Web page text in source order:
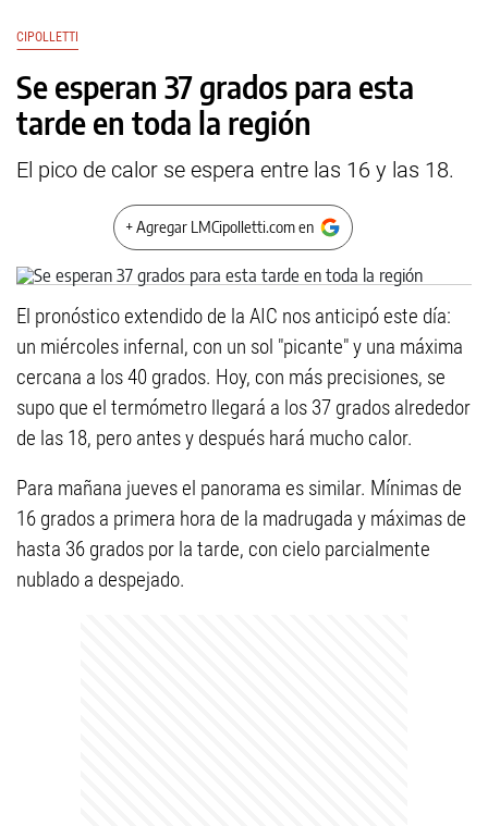
CIPOLLETTI
Se esperan 37 grados para esta
tarde en toda la región
El pico de calor se espera entre las 16 y las 18.
+ Agregar LMCipolletti.com en
El pronóstico extendido de la AIC nos anticipó este día:
un miércoles infernal, con un sol "picante" y una máxima
cercana a los 40 grados. Hoy, con más precisiones, se
supo que el termómetro llegará a los 37 grados alrededor
de las 18, pero antes y después hará mucho calor.
Para mañana jueves el panorama es similar. Mínimas de
16 grados a primera hora de la madrugada y máximas de
hasta 36 grados por la tarde, con cielo parcialmente
nublado a despejado.